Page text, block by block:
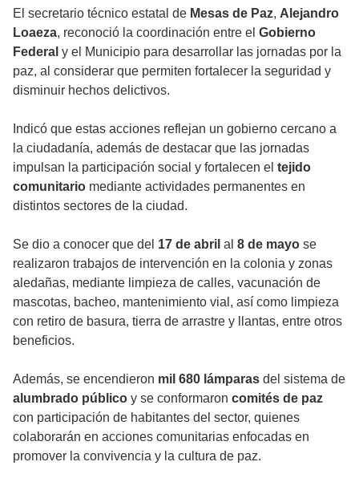
El secretario técnico estatal de Mesas de Paz, Alejandro
Loaeza, reconoció la coordinación entre el Gobierno
Federal y el Municipio para desarrollar las jornadas por la
paz, al considerar que permiten fortalecer la seguridad y
disminuir hechos delictivos.
Indicó que estas acciones reflejan un gobierno cercano a
la ciudadanía, además de destacar que las jornadas
impulsan la participación social y fortalecen el tejido
comunitario mediante actividades permanentes en
distintos sectores de la ciudad.
Se dio a conocer que del 17 de abril al 8 de mayo se
realizaron trabajos de intervención en la colonia y zonas
aledañas, mediante limpieza de calles, vacunación de
mascotas, bacheo, mantenimiento vial, así como limpieza
con retiro de basura, tierra de arrastre y llantas, entre otros
beneficios.
Además, se encendieron mil 680 lámparas del sistema de
alumbrado público y se conformaron comités de paz
con participación de habitantes del sector, quienes
colaborarán en acciones comunitarias enfocadas en
promover la convivencia y la cultura de paz.